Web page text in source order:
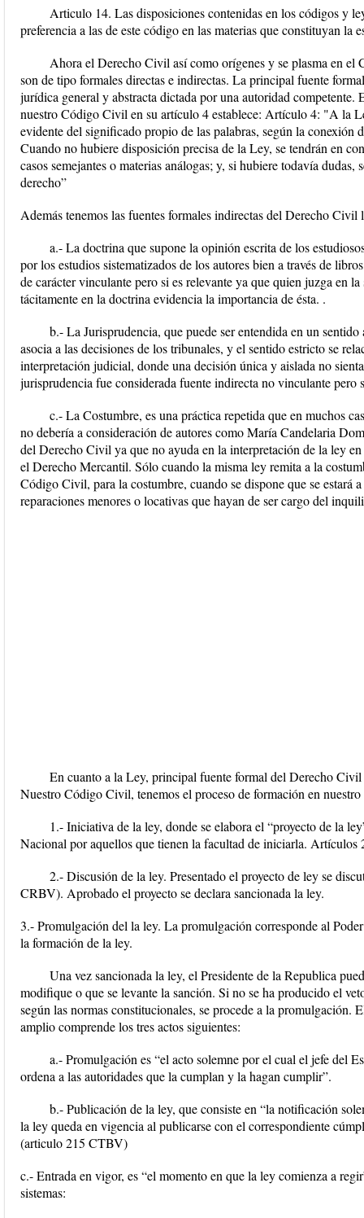
Articulo 14. Las disposiciones contenidas en los códigos y
preferencia a las de este código en las materias que constituyan la
Ahora el Derecho Civil así como orígenes y se plasma en el
son de tipo formales directas e indirectas. La principal fuente
jurídica general y abstracta dictada por una autoridad competente.
nuestro Código Civil en su artículo 4 establece: Artículo 4: "A la
evidente del significado propio de las palabras, según la conexión
Cuando no hubiere disposición precisa de la Ley, se tendrán en
casos semejantes o materias análogas; y, si hubiere todavía
derecho”
Además tenemos las fuentes formales indirectas del Derecho Civil
a.- La doctrina que supone la opinión escrita de los
por los estudios sistematizados de los autores bien a través de
de carácter vinculante pero si es relevante ya que quien juzga en
tácitamente en la doctrina evidencia la importancia de ésta. .
b.- La Jurisprudencia, que puede ser entendida en un
asocia a las decisiones de los tribunales, y el sentido estricto se
interpretación judicial, donde una decisión única y aislada no
jurisprudencia fue considerada fuente indirecta no vinculante pero
c.- La Costumbre, es una práctica repetida que en muchos
no debería a consideración de autores como María Candelaria
del Derecho Civil ya que no ayuda en la interpretación de la ley
el Derecho Mercantil. Sólo cuando la misma ley remita a la
Código Civil, para la costumbre, cuando se dispone que se estará
reparaciones menores o locativas que hayan de ser cargo del
En cuanto a la Ley, principal fuente formal del Derecho
Nuestro Código Civil, tenemos el proceso de formación en
1.- Iniciativa de la ley, donde se elabora el “proyecto de la
Nacional por aquellos que tienen la facultad de iniciarla.
2.- Discusión de la ley. Presentado el proyecto de ley se
CRBV). Aprobado el proyecto se declara sancionada la ley.
3.- Promulgación del la ley. La promulgación corresponde al
la formación de la ley.
Una vez sancionada la ley, el Presidente de la Republica
modifique o que se levante la sanción. Si no se ha producido el
según las normas constitucionales, se procede a la promulgación.
amplio comprende los tres actos siguientes:
a.- Promulgación es “el acto solemne por el cual el jefe del
ordena a las autoridades que la cumplan y la hagan cumplir”.
b.- Publicación de la ley, que consiste en “la notificación
la ley queda en vigencia al publicarse con el correspondiente
(articulo 215 CTBV)
c.- Entrada en vigor, es “el momento en que la ley comienza a
sistemas: